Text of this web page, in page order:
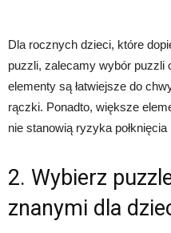
Dla rocznych dzieci, które
puzzli, zalecamy wybór puzzli
elementy są łatwiejsze do
rączki. Ponadto, większe
nie stanowią ryzyka
2. Wybierz
znanymi dla